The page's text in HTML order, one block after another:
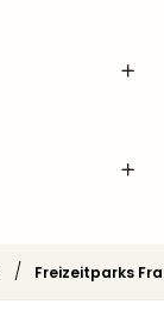
/ Freizeitparks